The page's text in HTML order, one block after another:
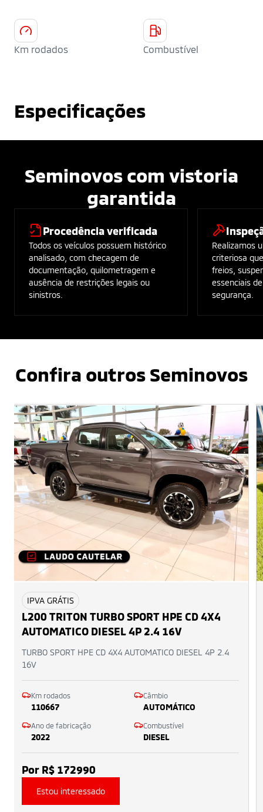
Km rodados Combustível
Especificações
Seminovos com vistoria
garantida
Procedência verificada
Todos os veículos possuem histórico
analisado, com checagem de
documentação, quilometragem e
ausência de restrições legais ou
sinistros.
Realizamos
criteriosa
freios,
essenciais
segurança.
Confira outros Seminovos
IPVA GRÁTIS
L200 TRITON TURBO SPORT HPE CD 4X4
AUTOMATICO DIESEL 4P 2.4 16V
TURBO SPORT HPE CD 4X4 AUTOMATICO DIESEL 4P 2.4
16V
Km rodados
110667
Câmbio
AUTOMÁTICO
Ano de fabricação
2022
Combustível
DIESEL
Por R$ 172990
Estou interessado